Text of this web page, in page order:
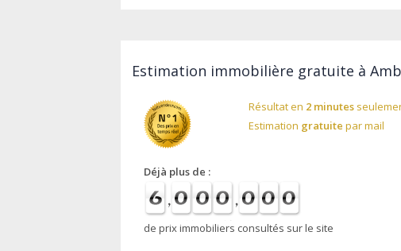
Estimation immobilière gratuite à
Résultat en 2 minutes
Estimation gratuite par mail
Déjà plus de :
de prix immobiliers consultés sur le site